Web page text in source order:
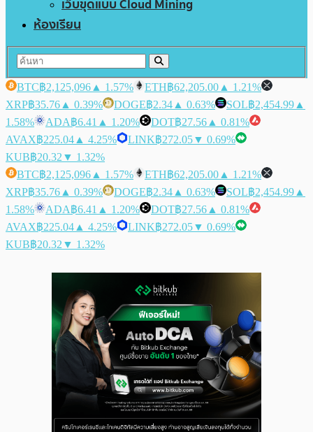
เว็บขุดแบบ Cloud Mining
ห้องเรียน
BTC฿2,125,096 ▲ 1.57% ETH฿62,205.00 ▲ 1.21%
XRP฿35.76 ▲ 0.39% DOGE฿2.34 ▲ 0.63% SOL฿2,454.99 ▲
1.58%
ADA฿6.41 ▲ 1.20% DOT฿27.56 ▲ 0.81%
AVAX฿225.04 ▲ 4.25% LINK฿272.05▼ 0.69%
KUB฿20.32 ▼ 1.32%
BTC฿2,125,096 ▲ 1.57% ETH฿62,205.00 ▲ 1.21%
XRP฿35.76 ▲ 0.39% DOGE฿2.34 ▲ 0.63% SOL฿2,454.99 ▲
1.58%
ADA฿6.41 ▲ 1.20% DOT฿27.56 ▲ 0.81%
AVAX฿225.04 ▲ 4.25% LINK฿272.05▼ 0.69%
KUB฿20.32 ▼ 1.32%